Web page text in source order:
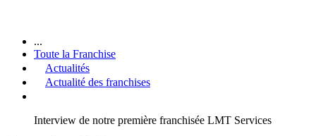
...
Toute la Franchise
Actualités
Actualité des franchises
Interview de notre première franchisée LMT Services